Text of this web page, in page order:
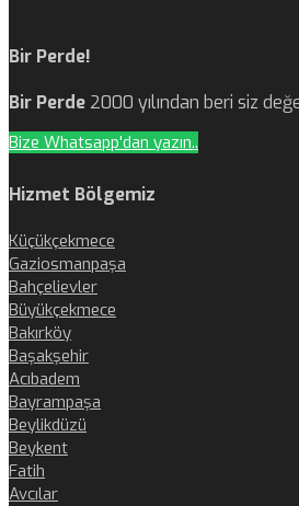
Bir Perde!
Bir Perde 2000 yılından beri siz
Bize Whatsapp'dan yazın..
Hizmet Bölgemiz
Küçükçekmece
Gaziosmanpaşa
Bahçelievler
Büyükçekmece
Bakırköy
Başakşehir
Acıbadem
Bayrampaşa
Beylikdüzü
Beykent
Fatih
Avcılar